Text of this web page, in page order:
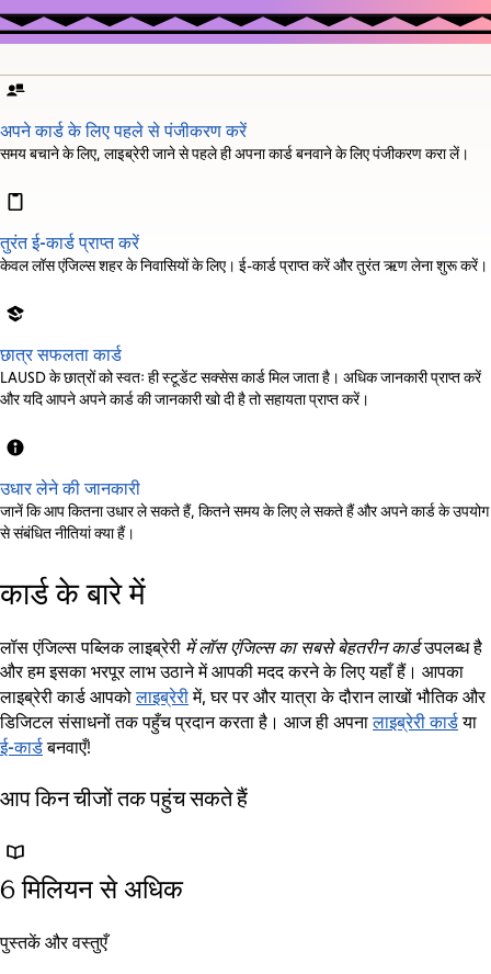
अपने कार्ड के लिए पहले से पंजीकरण करें
समय बचाने के लिए, लाइब्रेरी जाने से पहले ही अपना कार्ड बनवाने के लिए पंजीकरण करा लें।
तुरंत ई-कार्ड प्राप्त करें
केवल लॉस एंजिल्स शहर के निवासियों के लिए। ई-कार्ड प्राप्त करें और तुरंत ऋण लेना शुरू करें।
छात्र सफलता कार्ड
LAUSD के छात्रों को स्वतः ही स्टूडेंट सक्सेस कार्ड मिल जाता है। अधिक जानकारी प्राप्त करें
और यदि आपने अपने कार्ड की जानकारी खो दी है तो सहायता प्राप्त करें।
उधार लेने की जानकारी
जानें कि आप कितना उधार ले सकते हैं, कितने समय के लिए ले सकते हैं और अपने कार्ड के उपयोग
से संबंधित नीतियां क्या हैं।
कार्ड के बारे में
लॉस एंजिल्स पब्लिक लाइब्रेरी में लॉस एंजिल्स का सबसे बेहतरीन कार्डउपलब्ध है
और हम इसका भरपूर लाभ उठाने में आपकी मदद करने के लिए यहाँ हैं। आपका
लाइब्रेरी कार्ड आपकोलाइब्रेरीमें, घर पर और यात्रा के दौरान लाखों भौतिक और
डिजिटल संसाधनों तक पहुँच प्रदान करता है। आज ही अपनालाइब्रेरी कार्डया
ई-कार्डबनवाएँ!
आप किन चीजों तक पहुंच सकते हैं
6 मिलियन से अधिक
पुस्तकें और वस्तुएँ